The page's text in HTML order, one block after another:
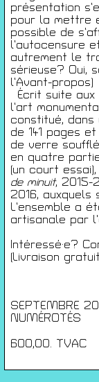
présentation
pour la mettre
possible de
l’autocensure
autrement le
sérieuse? Oui,
l’Avant-propos)
Écrit suite
l’art
constitué, dans
de 141 pages
de verre
en quatre
(un court
de minuit, 2015-
2016, auxquels
L’ensemble a
artisanale par
Intéressé·e?
(Livraison
SEPTEMBRE
NUMÉROTÉS
600,00. TVAC
Politique de
Conditions
Gérer les
Conférences
Films
Rencontres
Architecture +
Expositions
Artists Print
Voyages
Activités
Saisons
JEUNESSE &
PALAIS DES
23 RUE
Avec l’aide de la
Service généralde la
Beaux-Arts et du du